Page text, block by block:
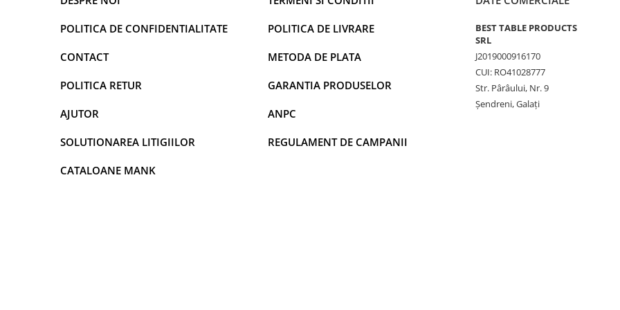
POLITICA DE CONFIDENTIALITATE
CONTACT
POLITICA RETUR
AJUTOR
SOLUTIONAREA LITIGIILOR
CATALOANE MANK
POLITICA DE LIVRARE
METODA DE PLATA
GARANTIA PRODUSELOR
ANPC
REGULAMENT DE CAMPANII
BEST TABLE PRODUCTS
SRL
J2019000916170
CUI: RO41028777
Str. Pârâului, Nr. 9
Șendreni, Galați